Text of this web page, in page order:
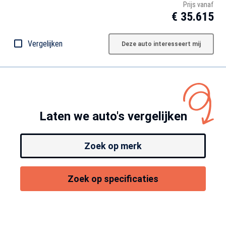
Prijs vanaf
€ 35.615
Vergelijken Deze auto interesseert mij
Laten we auto's vergelijken
Zoek op merk
Zoek op specificaties